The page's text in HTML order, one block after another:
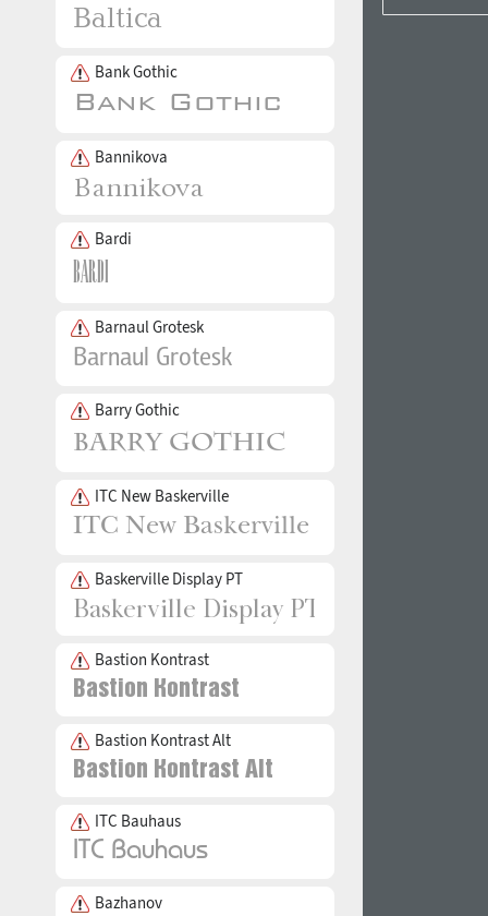
Bank Gothic
Bannikova
Bardi
Barnaul Grotesk
Barry Gothic
ITC New Baskerville
Baskerville Display PT
Bastion Kontrast
Bastion Kontrast Alt
ITC Bauhaus
Bazhanov